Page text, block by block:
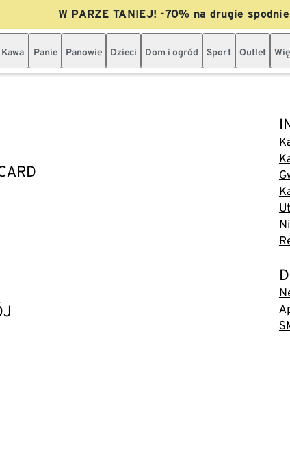
W PARZE TANIEJ! -70% na drugie
Kawa Panie Panowie Dzieci Dom i ogród Sport Outlet